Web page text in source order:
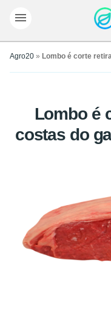
Agro20 » Lombo é corte
Lombo é
costas do